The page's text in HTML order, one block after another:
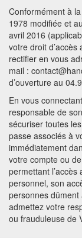
Conformément à
1978 modifiée et
avril 2016
votre droit
rectifier en vous
mail :
d’ouverture au
En vous
responsable de
sécuriser toutes
passe associés à
immédiatement
votre compte ou
permettant
personnel, son
personnes dûment
admettez votre
ou frauduleuse de